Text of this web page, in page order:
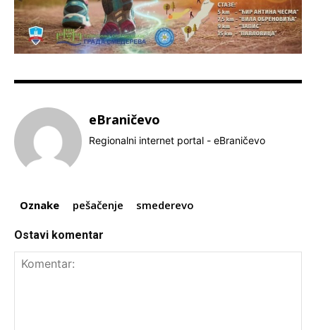
eBraničevo
Regionalni internet portal - eBraničevo
Oznake pešačenje smederevo
Ostavi komentar